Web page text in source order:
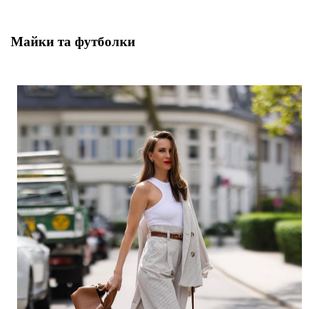
Майки та футболки